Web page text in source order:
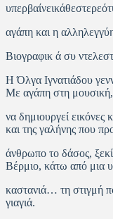
αγάπη και η
Βιογραφικ ά συ
Η Όλγα Ιγνατιάδου
Με αγάπη στη μουσική,
να δημιουργεί εικόνες
και της γαλήνης που
άνθρωπο το δάσος,
Βέρμιο, κάτω από μια
καστανιά… τη στιγμή
γιαγιά.